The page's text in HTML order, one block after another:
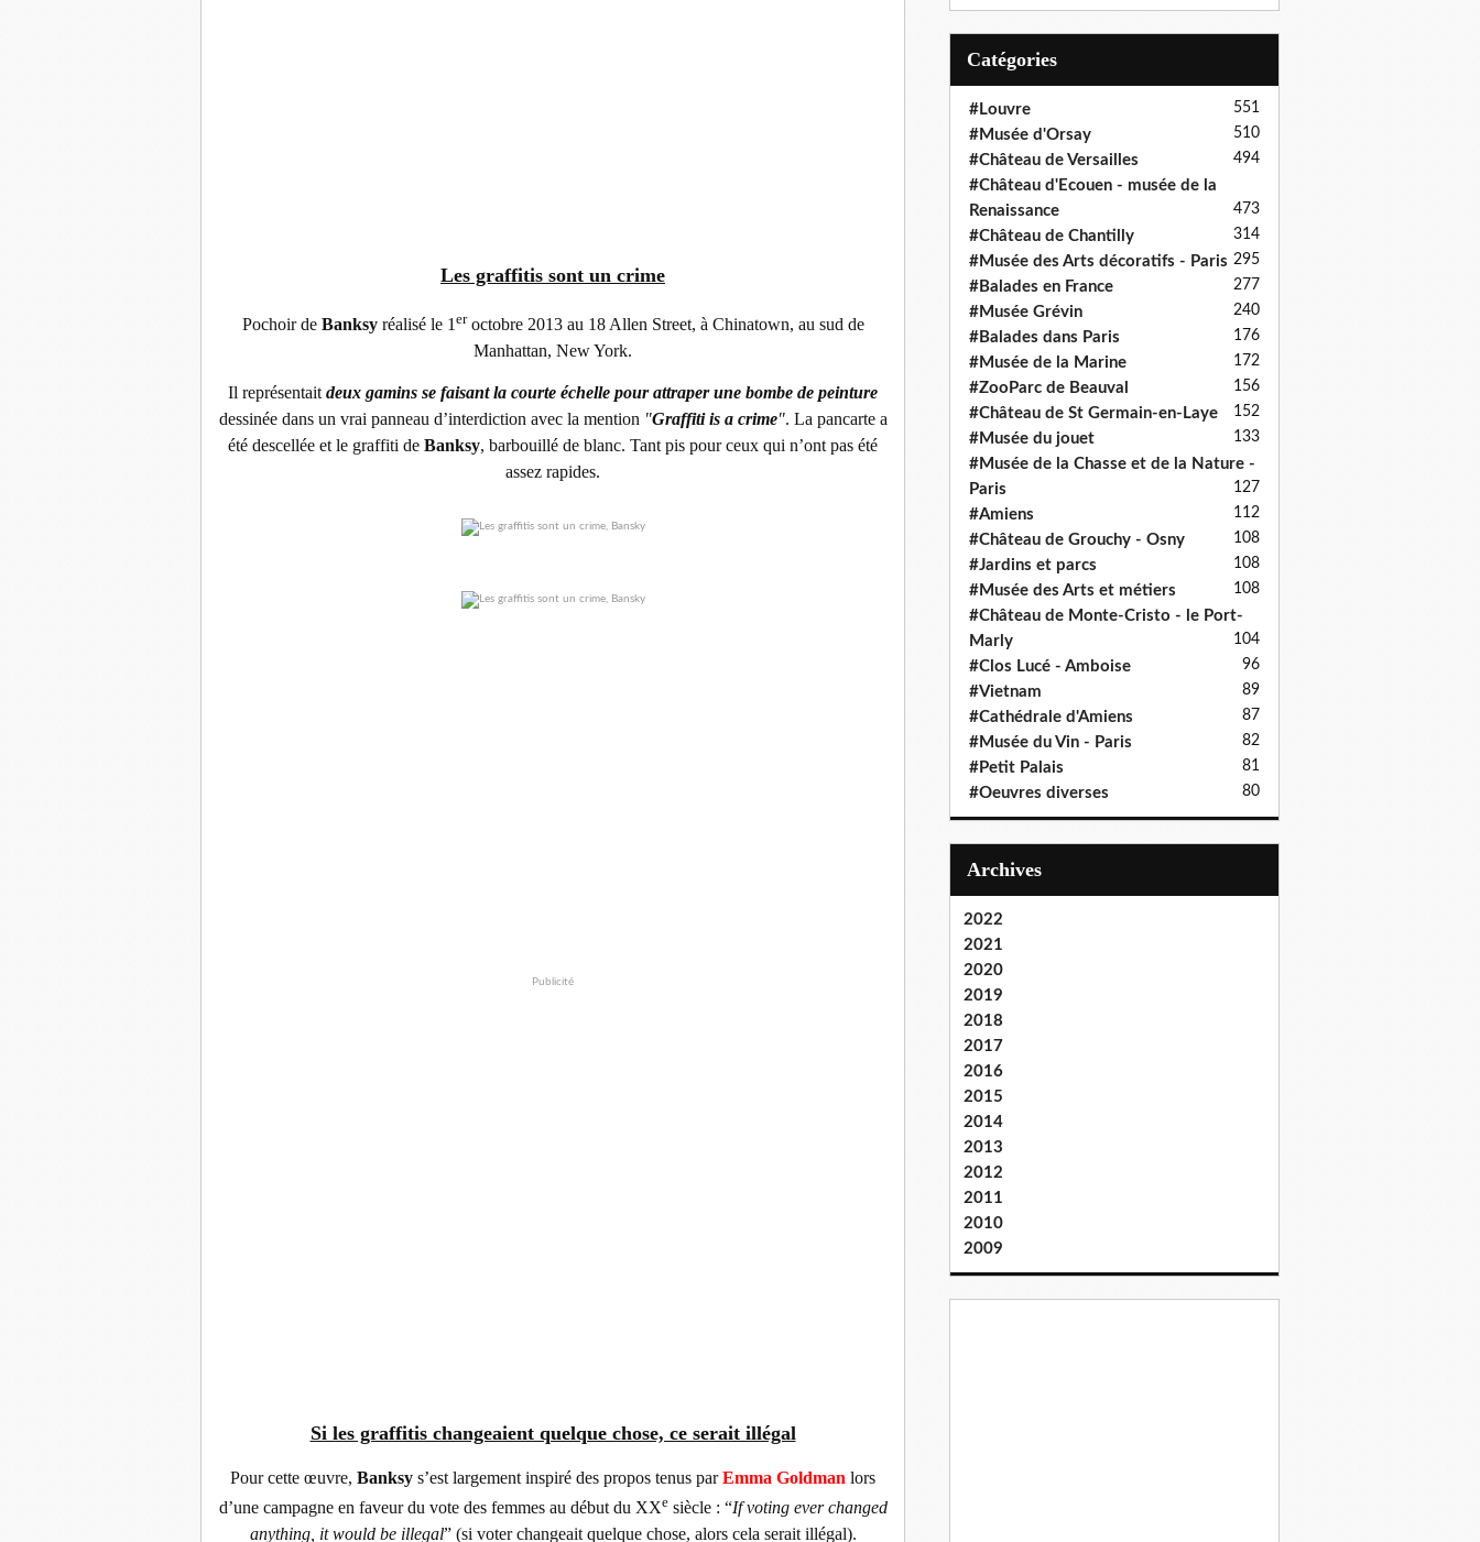
Les graffitis sont un crime
Pochoir de Banksyréalisé le 1 eroctobre 2013 au 18 Allen Street, à Chinatown, au sud de
Manhattan, New York.
Il représentait deux gamins se faisant la courte échelle pour attraper une bombe de peinture
dessinée dans un vrai panneau d’interdiction avec la mention "Graffiti is a crime". La pancarte a
été descellée et le graffiti de Banksy, barbouillé de blanc. Tant pis pour ceux qui n’ont pas été
assez rapides.
Publicité
Si les graffitis changeaient quelque chose, ce serait illégal
Pour cette œuvre, Banksy s’est largement inspiré des propos tenus parEmma Goldman lors
d’une campagne en faveur du vote des femmes au début du XXesiècle : “If voting ever changed
anything, it would be illegal” (si voter changeait quelque chose, alors cela serait illégal).
Catégories
#Louvre 551
#Musée d'Orsay 510
#Château de Versailles 494
#Château d'Ecouen - musée de la
Renaissance
473
#Château de Chantilly 314
#Musée des Arts décoratifs - Paris 295
#Balades en France 277
#Musée Grévin 240
#Balades dans Paris 176
#Musée de la Marine 172
#ZooParc de Beauval 156
#Château de St Germain-en-Laye 152
#Musée du jouet 133
#Musée de la Chasse et de la Nature -
Paris
127
#Amiens 112
#Château de Grouchy - Osny 108
#Jardins et parcs 108
#Musée des Arts et métiers 108
#Château de Monte-Cristo - le Port-
Marly
104
#Clos Lucé - Amboise 96
#Vietnam 89
#Cathédrale d'Amiens 87
#Musée du Vin - Paris 82
#Petit Palais 81
#Oeuvres diverses 80
Archives
2022
2021
2020
2019
2018
2017
2016
2015
2014
2013
2012
2011
2010
2009